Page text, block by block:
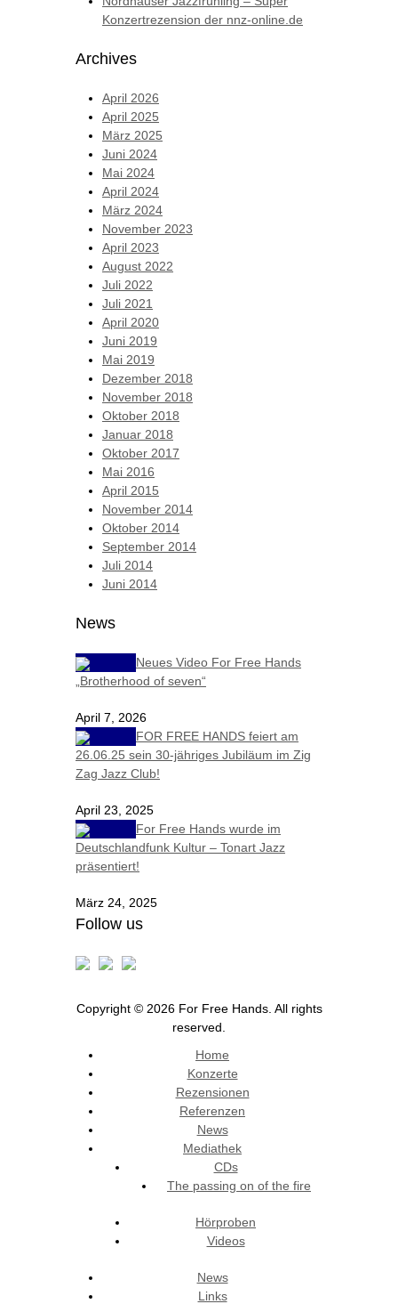
Konzertrezension der nnz-online.de
Archives
April 2026
April 2025
März 2025
Juni 2024
Mai 2024
April 2024
März 2024
November 2023
April 2023
August 2022
Juli 2022
Juli 2021
April 2020
Juni 2019
Mai 2019
Dezember 2018
November 2018
Oktober 2018
Januar 2018
Oktober 2017
Mai 2016
April 2015
November 2014
Oktober 2014
September 2014
Juli 2014
Juni 2014
News
Neues Video For Free Hands
„Brotherhood of seven“
April 7, 2026
FOR FREE HANDS feiert am
26.06.25 sein 30-jähriges Jubiläum im Zig
Zag Jazz Club!
April 23, 2025
For Free Hands wurde im
Deutschlandfunk Kultur – Tonart Jazz
präsentiert!
März 24, 2025
Follow us
Copyright © 2026 For Free Hands. All rights
reserved.
Home
Konzerte
Rezensionen
Referenzen
News
Mediathek
CDs
The passing on of the fire
Hörproben
Videos
News
Links